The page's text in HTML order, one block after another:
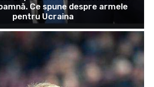
Ce spune despre armele
pentru Ucraina